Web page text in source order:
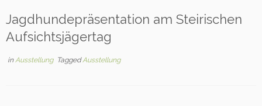
Jagdhundepräsentation am Steirischen
Aufsichtsjägertag
inAusstellung TaggedAusstellung